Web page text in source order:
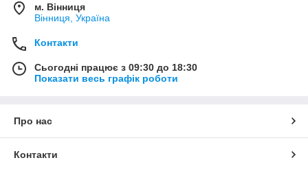
м. Вінниця
Вінниця, Україна
Контакти
Сьогодні працює з 09:30 до 18:30
Показати весь графік роботи
Про нас
Контакти